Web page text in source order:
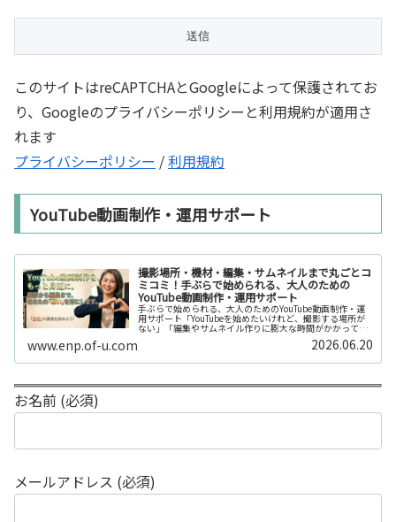
このサイトはreCAPTCHAとGoogleによって保護されてお
り、Googleのプライバシーポリシーと利用規約が適用さ
れます
プライバシーポリシー /利用規約
YouTube動画制作・運用サポート
撮影場所・機材・編集・サムネイルまで丸ごとコ
ミコミ！手ぶらで始められる、大人のための
YouTube動画制作・運用サポート
手ぶらで始められる、大人のためのYouTube動画制作・運
用サポート「YouTubeを始めたいけれど、撮影する場所が
ない」「編集やサムネイル作りに膨大な時間がかかって長
続きしない」「機材を揃えるだけで何万円もかかってしま
www.enp.of-u.com 2026.06.20
お名前 (必須)
メールアドレス (必須)